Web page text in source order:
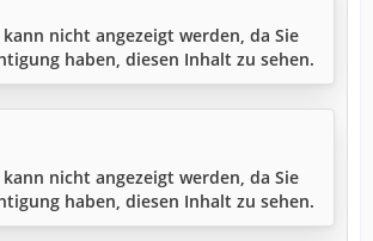
nicht angezeigt werden, da Sie
haben, diesen Inhalt zu sehen.
nicht angezeigt werden, da Sie
haben, diesen Inhalt zu sehen.